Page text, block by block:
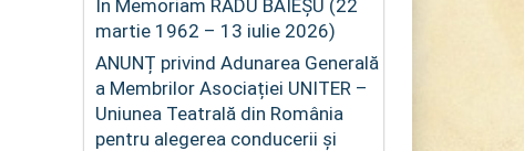
In Memoriam RADU BĂIEȘU (22
martie 1962 – 13 iulie 2026)
ANUNȚ privind Adunarea Generală
a Membrilor Asociației UNITER –
Uniunea Teatrală din România
pentru alegerea conducerii și